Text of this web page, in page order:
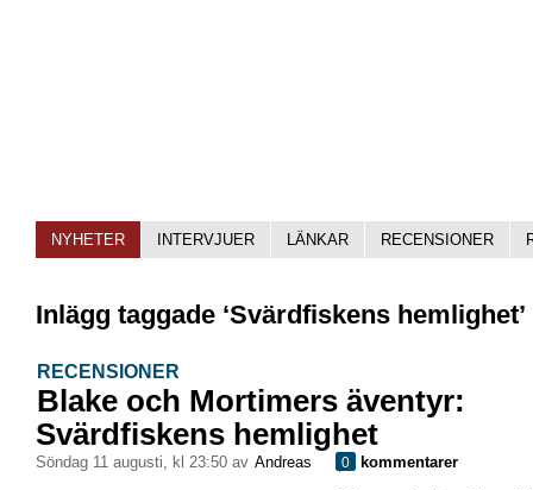
NYHETER INTERVJUER LÄNKAR RECENSIONER
Inlägg taggade ‘Svärdfiskens hemlighet’
RECENSIONER
Blake och Mortimers äventyr:
Svärdfiskens hemlighet
söndag 11 augusti, kl 23:50 av Andreas 0 kommentarer